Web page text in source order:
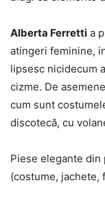
Alberta Ferretti a
atingeri feminine,
lipsesc nicidecum
cizme. De
cum sunt
discotecă, cu
Piese elegante
(costume, jachete,